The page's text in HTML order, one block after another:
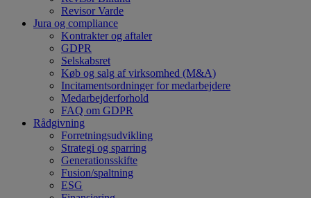
Revisor Varde
Jura og compliance
Kontrakter og aftaler
GDPR
Selskabsret
Køb og salg af virksomhed (M&A)
Incitamentsordninger for medarbejdere
Medarbejderforhold
FAQ om GDPR
Rådgivning
Forretningsudvikling
Strategi og sparring
Generationsskifte
Fusion/spaltning
ESG